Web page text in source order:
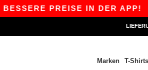
PREISE IN DER APP!|
Marken T-Shirts